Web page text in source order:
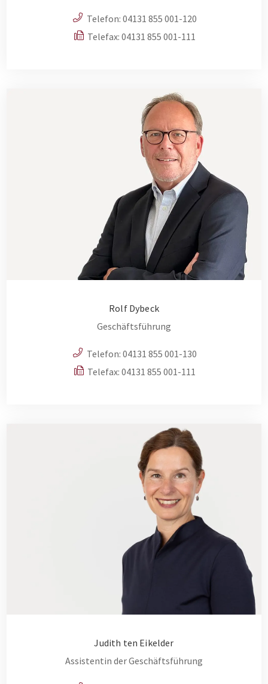
Telefon: 04131 855 001-120
Telefax: 04131 855 001-111
Rolf Dybeck
Geschäftsführung
Telefon: 04131 855 001-130
Telefax: 04131 855 001-111
Judith ten Eikelder
Assistentin der Geschäftsführung